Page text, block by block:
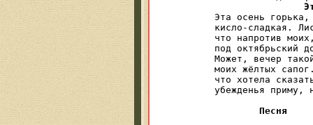
Эта осень
кисло-сладкая.
что напротив
под октябрьский
Может, вечер
моих жёлтых
что хотела
убежденья приму,
Песня